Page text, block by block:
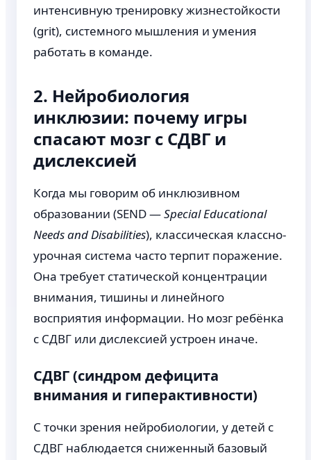
интенсивную тренировку жизнестойкости
(grit), системного мышления и умения
работать в команде.
2. Нейробиология
инклюзии: почему игры
спасают мозг с СДВГ и
дислексией
Когда мы говорим об инклюзивном
образовании (SEND —Special Educational
Needs and Disabilities), классическая классно-
урочная система часто терпит поражение.
Она требует статической концентрации
внимания, тишины и линейного
восприятия информации. Но мозг ребёнка
с СДВГ или дислексией устроен иначе.
СДВГ (синдром дефицита
внимания и гиперактивности)
С точки зрения нейробиологии, у детей с
СДВГ наблюдается сниженный базовый